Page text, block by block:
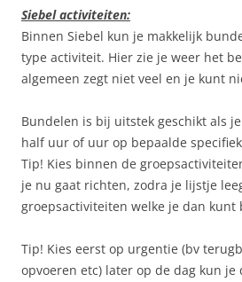
Siebel activiteiten:
Binnen Siebel kun je makkelijk
type activiteit. Hier zie je weer het
algemeen zegt niet veel en je kunt
Bundelen is bij uitstek geschikt als
half uur of uur op bepaalde
Tip! Kies binnen de
je nu gaat richten, zodra je lijstje
groepsactiviteiten welke je dan kunt
Tip! Kies eerst op urgentie (bv
opvoeren etc) later op de dag kun